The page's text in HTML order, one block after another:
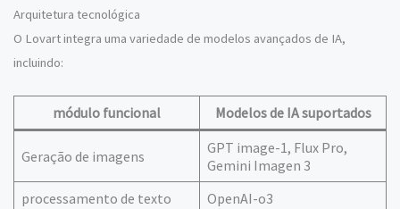
Arquitetura tecnológica
O Lovart integra uma variedade de modelos avançados de IA,
incluindo:
módulo funcional Modelos de IA suportados
Geração de imagens
GPT image-1, Flux Pro,
Gemini Imagen 3
processamento de texto
OpenAI-o3